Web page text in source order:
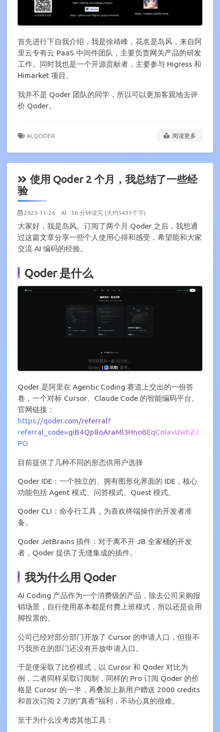
首先进行下自我介绍，我是徐靖峰，花名是岛风，来自阿
里云专有云 PaaS 中间件团队，主要负责网关产品的研发
工作。同时我也是一个开源贡献者，主要参与 Higress 和
Himarket 项目。
我并不是 Qoder 团队的同学，所以可以更加客观地去评
价 Qoder。
AI, QODER 阅读更多
使用 Qoder 2 个月，我总结了一些经
验
2025-11-26 AI 36 分钟读完 (大约5431个字)
大家好，我是岛风。订阅了两个月 Qoder 之后，我想通
过这篇文章分享一些个人使用心得和感受，希望能和大家
交流 AI 编码的经验。
Qoder 是什么
Qoder 是阿里在 Agentic Coding 赛道上交出的一份答
卷，一个对标 Cursor、Claude Code 的智能编码平台。
官网链接：
https://qoder.com/referral?
referral_code=giB4Qp8oAraMl3HnoBEqCoIavUwbZJ
PO
目前提供了几种不同的形态供用户选择
Qoder IDE：一个独立的、拥有图形化界面的 IDE，核心
功能包括 Agent 模式、问答模式、Quest 模式。
Qoder CLI：命令行工具，为喜欢终端操作的开发者准
备。
Qoder JetBrains 插件：对于离不开 JB 全家桶的开发
者，Qoder 提供了无缝集成的插件。
我为什么用 Qoder
AI Coding 产品作为一个消费级的产品，除去公司采购报
销场景，自行使用基本都是付费上班模式，所以还是会用
脚投票的。
公司已经对部分部门开放了 Cursor 的申请入口，但很不
巧我所在的部门还没有开放申请入口。
于是便采取了比价模式，以 Curosr 和 Qoder 对比为
例，二者同样采取订阅制，同样的 Pro 订阅 Qoder 的价
格是 Curosr 的一半，再叠加上新用户赠送 2000 credits
和首次订阅 2 刀的“真香”福利，不动心真的很难。
至于为什么没考虑其他工具：